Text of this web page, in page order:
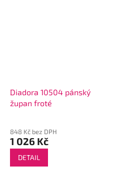
Diadora 10504 pánský
župan froté
848 Kč bez DPH
1 026 Kč
DETAIL